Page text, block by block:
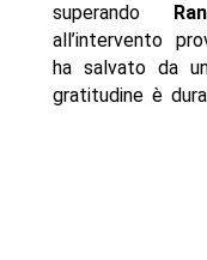
superando
all’intervento
ha salvato da
gratitudine è